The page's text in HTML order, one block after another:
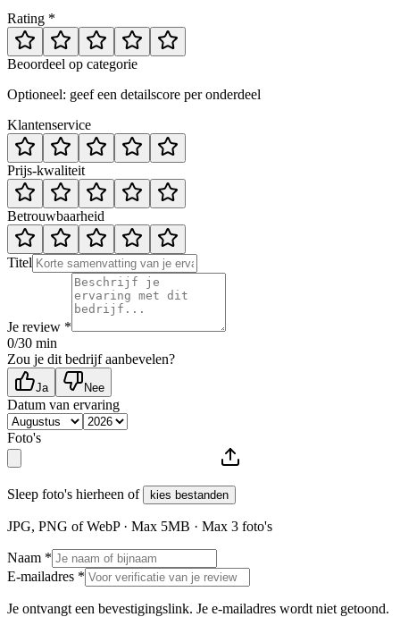
Rating *
Beoordeel op categorie
Optioneel: geef een detailscore per onderdeel
Klantenservice
Prijs-kwaliteit
Betrouwbaarheid
Titel
Je review *
0/30 min
Zou je dit bedrijf aanbevelen?
Ja Nee
Datum van ervaring
Foto's
Sleep foto's hierheen of kies bestanden
JPG, PNG of WebP · Max 5MB · Max 3 foto's
Naam *
E-mailadres *
Je ontvangt een bevestigingslink. Je e-mailadres wordt niet getoond.